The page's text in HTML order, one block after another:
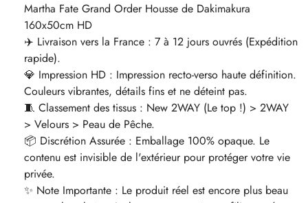
Martha Fate Grand Order Housse de Dakimakura
160x50cm HD
✈️ Livraison vers la France : 7 à 12 jours ouvrés (Expédition
rapide).
💎 Impression HD : Impression recto-verso haute définition.
Couleurs vibrantes, détails fins et ne déteint pas.
🧵 Classement des tissus : New 2WAY (Le top !) > 2WAY
> Velours > Peau de Pêche.
📦 Discrétion Assurée : Emballage 100% opaque. Le
contenu est invisible de l'extérieur pour protéger votre vie
privée.
✨ Note Importante : Le produit réel est encore plus beau